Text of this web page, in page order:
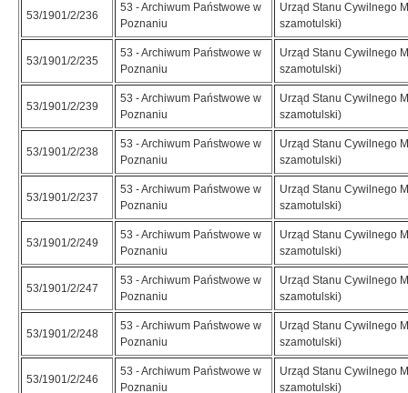
53/1901/2/236
53 - Archiwum Państwowe w
Poznaniu
Urząd Stanu Cywilnego
szamotulski)
53/1901/2/235
53 - Archiwum Państwowe w
Poznaniu
Urząd Stanu Cywilnego
szamotulski)
53/1901/2/239
53 - Archiwum Państwowe w
Poznaniu
Urząd Stanu Cywilnego
szamotulski)
53/1901/2/238
53 - Archiwum Państwowe w
Poznaniu
Urząd Stanu Cywilnego
szamotulski)
53/1901/2/237
53 - Archiwum Państwowe w
Poznaniu
Urząd Stanu Cywilnego
szamotulski)
53/1901/2/249
53 - Archiwum Państwowe w
Poznaniu
Urząd Stanu Cywilnego
szamotulski)
53/1901/2/247
53 - Archiwum Państwowe w
Poznaniu
Urząd Stanu Cywilnego
szamotulski)
53/1901/2/248
53 - Archiwum Państwowe w
Poznaniu
Urząd Stanu Cywilnego
szamotulski)
53/1901/2/246
53 - Archiwum Państwowe w
Poznaniu
Urząd Stanu Cywilnego
szamotulski)